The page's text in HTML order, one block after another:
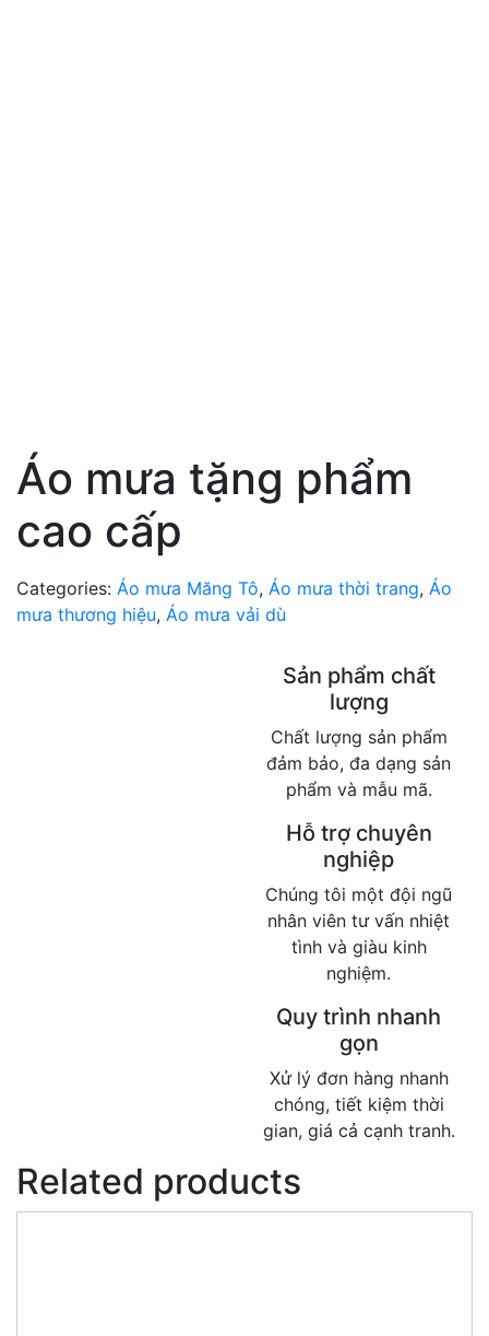
Áo mưa tặng phẩm
cao cấp
Categories: Áo mưa Măng Tô, Áo mưa thời trang, Áo
mưa thương hiệu, Áo mưa vải dù
Sản phẩm chất
lượng
Chất lượng sản phẩm
đảm bảo, đa dạng sản
phẩm và mẫu mã.
Hỗ trợ chuyên
nghiệp
Chúng tôi một đội ngũ
nhân viên tư vấn nhiệt
tình và giàu kinh
nghiệm.
Quy trình nhanh
gọn
Xử lý đơn hàng nhanh
chóng, tiết kiệm thời
gian, giá cả cạnh tranh.
Related products